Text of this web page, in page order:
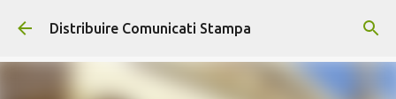
Passa ai contenuti principali
Distribuire Comunicati Stampa